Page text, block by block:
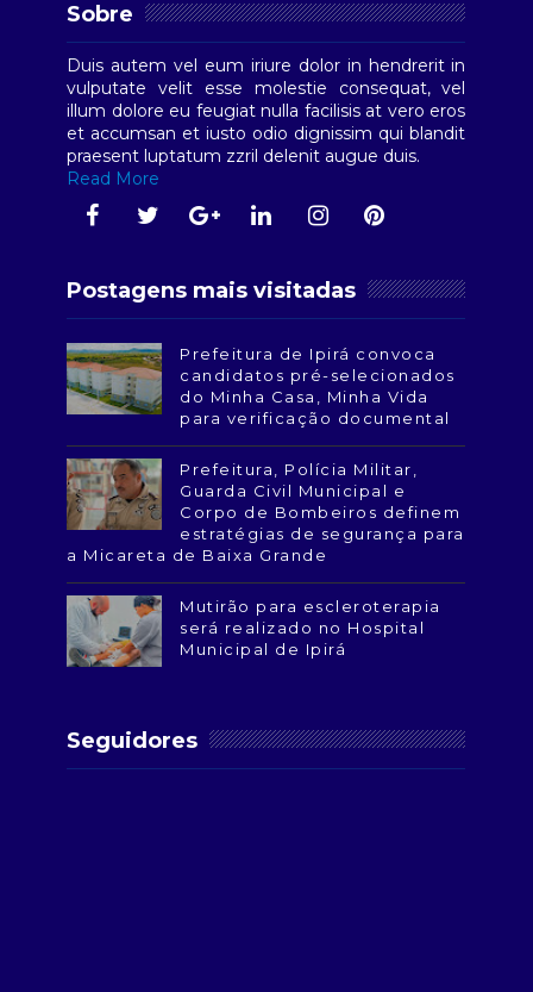
Sobre
Duis autem vel eum iriure dolor in hendrerit in
vulputate velit esse molestie consequat, vel
illum dolore eu feugiat nulla facilisis at vero eros
et accumsan et iusto odio dignissim qui blandit
praesent luptatum zzril delenit augue duis.
Read More
Postagens mais visitadas
Prefeitura de Ipirá convoca
candidatos pré-selecionados
do Minha Casa, Minha Vida
para verificação documental
Prefeitura, Polícia Militar,
Guarda Civil Municipal e
Corpo de Bombeiros definem
estratégias de segurança para
a Micareta de Baixa Grande
Mutirão para escleroterapia
será realizado no Hospital
Municipal de Ipirá
Seguidores